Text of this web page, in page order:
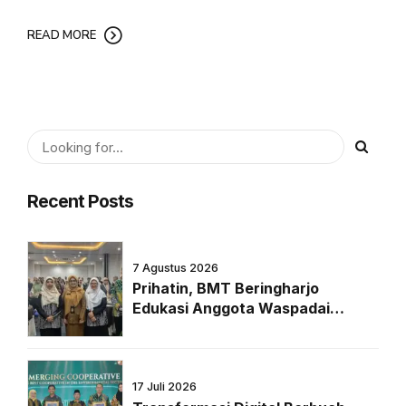
READ MORE
Recent Posts
7 Agustus 2026
Prihatin, BMT Beringharjo
Edukasi Anggota Waspadai
17 Juli 2026